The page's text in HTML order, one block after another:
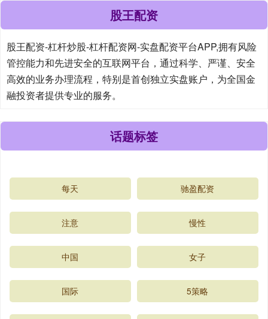
股王配资
股王配资-杠杆炒股-杠杆配资网-实盘配资平台APP,拥有风险
管控能力和先进安全的互联网平台，通过科学、严谨、安全
高效的业务办理流程，特别是首创独立实盘账户，为全国金
融投资者提供专业的服务。
话题标签
每天 驰盈配资
注意 慢性
中国 女子
国际 5策略